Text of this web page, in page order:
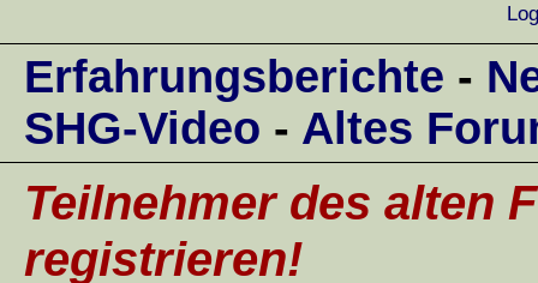
Erfahrungsberichte -
SHG-Video - Altes
Teilnehmer des alten
registrieren!